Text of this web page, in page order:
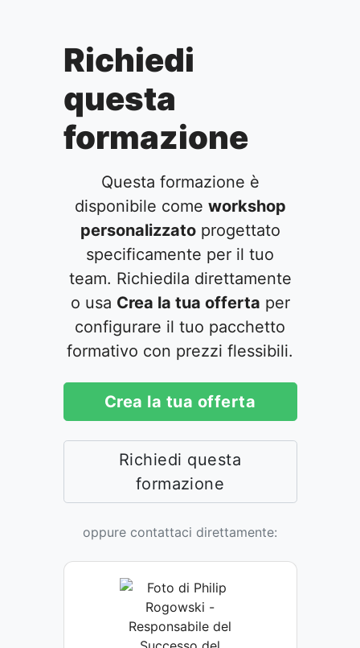
Richiedi
questa
formazione
Questa formazione è
disponibile come workshop
personalizzatoprogettato
specificamente per il tuo
team. Richiedila direttamente
o usa Crea la tua offerta per
configurare il tuo pacchetto
formativo con prezzi flessibili.
Crea la tua offerta
Richiedi questa
formazione
oppure contattaci direttamente: